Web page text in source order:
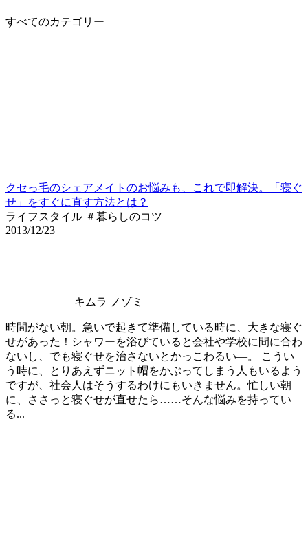
すべてのカテゴリー
クセっ毛のシェアメイトのお悩みも、これで即解決。「寝ぐ
せ」をすぐに直す方法とは？
ライフスタイル ＃暮らしのコツ
2013/12/23
キムラ ノゾミ
時間がない朝。急いで起きて準備している時に、大きな寝ぐ
せがあった！シャワーを浴びていると会社や学校に間に合わ
ないし、でも寝ぐせを治さないとかっこわるい―。 こうい
う時に、とりあえずニット帽をかぶってしまう人もいるよう
ですが、社会人はそうするわけにもいきません。忙しい朝
に、ささっと寝ぐせが直せたら……そんな悩みを持ってい
る...